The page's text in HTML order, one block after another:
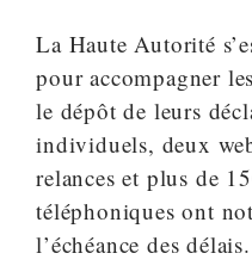
La Haute Autorité
pour accompagner
le dépôt de leurs
individuels, deux
relances et plus de
téléphoniques ont
l’échéance des délais.